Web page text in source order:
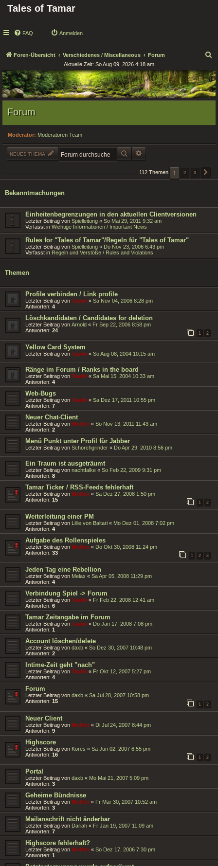
Tales of Tamar
FAQ Anmelden
Foren-Übersicht Verschiedenes / Miscellaneous Forum
c
h
e
Aktuelle Zeit: So Aug 09, 2026 4:18 am
Forum
Moderator: Moderatoren Team
NEUES THEMA SUCHE
112 Themen 1 2 3
Bekanntmachungen
Einheitenbegrenzungen in den aktuellen Clientversionen
Letzter Beitrag von Spielleitung « So Mai 29, 2011 9:32 am
Verfasst in Wichtige Informationen / Important News
Rules for "Tales of Tamar"/Regeln für "Tales of Tamar"
Letzter Beitrag von Spielleitung « Do Nov 23, 2006 6:43 pm
Verfasst in Regeln und Verstöße / Rules and Violations
Themen
Profile verbinden / Link profile
Letzter Beitrag von Taurik « Sa Nov 04, 2006 8:28 pm
Antworten: 4
Löschkandidaten / Candidates for deletion
Letzter Beitrag von Arnold « Fr Sep 22, 2006 8:58 pm
Antworten: 24
1 2
Yellow Card System
Letzter Beitrag von Taurik « So Aug 08, 2004 10:15 am
Ränge im Forum / Ranks in the board
Letzter Beitrag von Taurik « Sa Mai 15, 2004 10:33 am
Antworten: 4
Web-Bugs
Letzter Beitrag von Taurik « Sa Dez 17, 2011 10:55 pm
Antworten: 7
Neuer Chat-Client
Letzter Beitrag von Wolfen « So Nov 13, 2011 11:43 am
Antworten: 2
Menü Punkt unter Profil für Jabber
Letzter Beitrag von Schorchgrinder « Do Apr 29, 2010 8:56 pm
Ein Traum ist ausgeträumt
Letzter Beitrag von nachtfalke « So Feb 22, 2009 9:31 pm
Antworten: 8
Tamar Ticker / RSS-Feeds fehlerhaft
Letzter Beitrag von Wolfen « Sa Dez 27, 2008 1:50 pm
Antworten: 15
1 2
Weiterleitung einer PM
Letzter Beitrag von Lillie von Baltari « Mo Dez 01, 2008 7:02 pm
Antworten: 4
Aufgabe des Rollenspieles
Letzter Beitrag von Wolfen « Do Okt 30, 2008 11:24 pm
Antworten: 33
1 2 3
Jeden Tag eine Rebellion
Letzter Beitrag von Melax « Sa Apr 05, 2008 11:29 pm
Antworten: 4
Verbindung Spiel -> Forum
Letzter Beitrag von Taurik « Fr Feb 22, 2008 12:41 am
Antworten: 6
Tamar Zeitangabe im Forum
Letzter Beitrag von Taurik « Do Jan 17, 2008 7:08 pm
Antworten: 1
Account löschen/delete
Letzter Beitrag von daxb « So Dez 30, 2007 10:48 pm
Antworten: 2
Intime-Zeit geht "nach"
Letzter Beitrag von Taurik « Fr Okt 12, 2007 5:27 pm
Antworten: 4
Forum
Letzter Beitrag von daxb « Sa Jul 28, 2007 10:58 pm
Antworten: 15
1 2
Neuer Client
Letzter Beitrag von Wolfen « Di Jul 24, 2007 8:44 pm
Antworten: 9
Highscore
Letzter Beitrag von Kores « Sa Jun 02, 2007 6:55 pm
Antworten: 16
1 2
Portal
Letzter Beitrag von daxb « Mo Mai 21, 2007 5:09 pm
Antworten: 3
Geheime Bündnisse
Letzter Beitrag von Wolfen « Fr Mär 30, 2007 10:52 am
Antworten: 3
Mailanschrift nicht änderbar
Letzter Beitrag von Dariah « Fr Jan 19, 2007 11:09 am
Antworten: 7
Highscore fehlerhaft?
Letzter Beitrag von Wolfen « So Dez 17, 2006 7:30 pm
Antworten: 1